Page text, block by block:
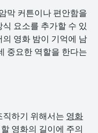
막 커튼이나 편안함을
요소를 추가할 수 있
영화 밤이 기억에 남
중요한 역할을 한다는
하기 위해서는 영화
영화의 길이에 주의